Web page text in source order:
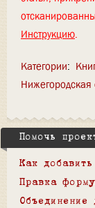
Инструкцию.
Категории:
Нижегородская
Помочь
Как добавить
Правка
Объединение